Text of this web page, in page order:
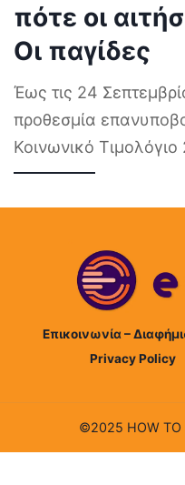
πότε οι
Οι παγίδες
Έως τις 24
προθεσμία
Κοινωνικό Τιμολόγιο
Επικοινωνία –
Privacy Policy
©2025 HOW TO